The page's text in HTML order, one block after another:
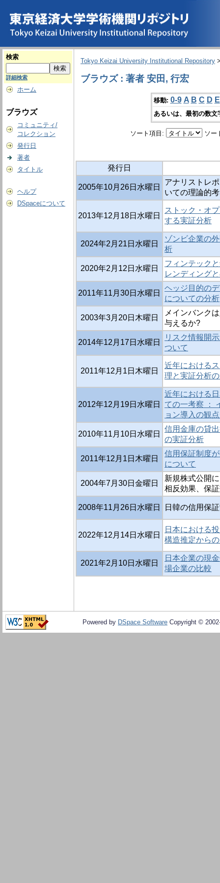
検索
詳細検索
ホーム
ブラウズ
コミュニティ/
コレクション
発行日
著者
タイトル
ヘルプ
DSpaceについて
Tokyo Keizai University Institutional Repository
ブラウズ : 著者 安田, 行宏
移動: 0-9 A B C D E
あるいは、最初の数
ソート項目: ソー
発行日
2005年10月26日水曜日
アナリストレ
いての理論的
2013年12月18日水曜日
ストック・オ
する実証分析
2024年2月21日水曜日
ゾンビ企業の
析
2020年2月12日水曜日
フィンテック
レンディング
2011年11月30日水曜日
ヘッジ目的の
についての分析
2003年3月20日木曜日
メインバンク
与えるか?
2014年12月17日水曜日
リスク情報開
ついて
2011年12月1日木曜日
近年における
理と実証分析
2012年12月19日水曜日
近年における
ての一考察 ：
ョン導入の観
2010年11月10日水曜日
信用金庫の貸
の実証分析
2011年12月1日木曜日
信用保証制度
について
2004年7月30日金曜日
新規株式公開
相反効果、保
2008年11月26日水曜日 日韓の信用保
2022年12月14日水曜日
日本における
構造推定から
2021年2月10日水曜日
日本企業の現
場企業の比較
Powered by DSpace Software Copyright ©